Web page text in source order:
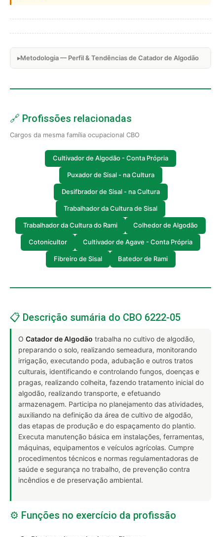
Metodologia — Perfil & Tendências de Catador de Algodão
🔗 Profissões relacionadas
Cargos da mesma família ocupacional CBO
Cultivador de Algodão - Conta Própria
Puxador de Sisal - na Cultura
Desifbrador de Sisal - na Cultura
Trabalhador da Cultura de Sisal
Trabalhador da Cultura do Rami Colhedor de Algodão
Cotonicultor Cultivador de Agave - Conta Própria
Fibreiro de Sisal Batedor de Rami
📋 Descrição sumária do CBO 6222-05
O Catador de Algodão trabalha no cultivo de algodão,
preparando o solo, realizando semeadura, monitorando
irrigação, executando poda, adubação e outros tratos
culturais, identificando e controlando fungos, doenças e
pragas, realizando colheita, fazendo tratamento inicial do
algodão, realizando transporte, e efetuando
armazenagem. Participa no planejamento das atividades,
auxiliando na definição da área de cultivo de algodão,
das etapas de produção e do espaçamento do plantio.
Executa manutenção básica em instalações, ferramentas,
máquinas, equipamentos e veículos agrícolas. Cumpre
procedimentos técnicos e normas regulamentadoras de
saúde e segurança no trabalho, de prevenção contra
incêndios e de preservação ambiental.
⚙️ Funções no exercício da profissão